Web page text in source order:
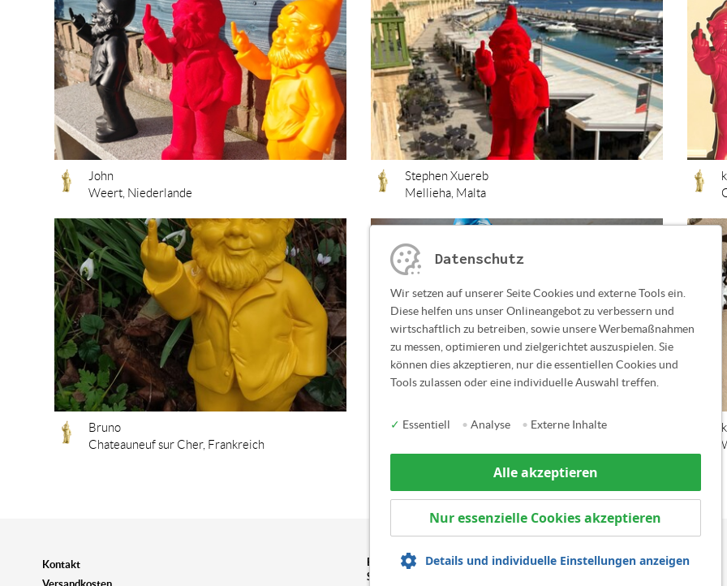
John
Weert, Niederlande
Stephen Xuereb
Mellieha, Malta
Bruno
Chateauneuf sur Cher, Frankreich
kioskas.art
Kontakt
Versandkosten
Erhalten Sie Informationen zu Ausstellungen und neuen
Skulpturen von Ottmar Hörl per Newsletter:
Datenschutz
Wir setzen auf unserer Seite Cookies und externe Tools ein.
Diese helfen uns unser Onlineangebot zu verbessern und
wirtschaftlich zu betreiben, sowie unsere Werbemaßnahmen
zu messen, optimieren und zielgerichtet auszuspielen. Sie
können dies akzeptieren, nur die essentiellen Cookies und
Tools zulassen oder eine individuelle Auswahl treffen.
✓ Essentiell • Analyse • Externe Inhalte
Alle akzeptieren
Nur essenzielle Cookies akzeptieren
Details und individuelle Einstellungen anzeigen